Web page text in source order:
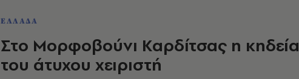
ΕΛΛΑΔΑ
Στο Μορφοβούνι Καρδίτσας η κηδεία
του άτυχου χειριστή